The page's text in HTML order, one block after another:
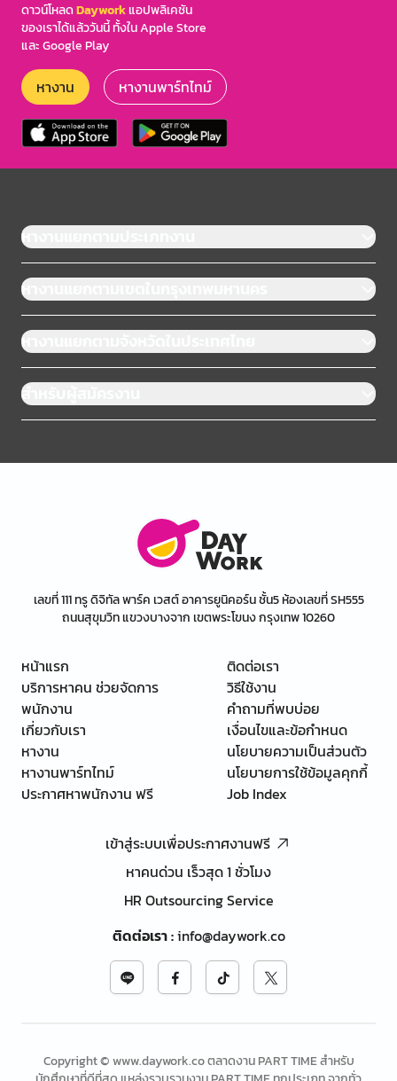
ดาวน์โหลดDayworkแอปพลิเคชัน
ของเราได้แล้ววันนี้ ทั้งใน Apple Store
และ Google Play
หางาน หางานพาร์ทไทม์
หางานแยกตามประเภทงาน
หางานแยกตามเขตในกรุงเทพมหานคร
หางานแยกตามจังหวัดในประเทศไทย
สำหรับผู้สมัครงาน
เลขที่ 111 ทรู ดิจิทัล พาร์ค เวสต์ อาคารยูนิคอร์น ชั้น5 ห้องเลขที่ SH555
ถนนสุขุมวิท แขวงบางจาก เขตพระโขนง กรุงเทพ 10260
หน้าแรก
บริการหาคน ช่วยจัดการ
พนักงาน
เกี่ยวกับเรา
หางาน
หางานพาร์ทไทม์
ประกาศหาพนักงาน ฟรี
ติดต่อเรา
วิธีใช้งาน
คำถามที่พบบ่อย
เงื่อนไขและข้อกำหนด
นโยบายความเป็นส่วนตัว
นโยบายการใช้ข้อมูลคุกกี้
Job Index
เข้าสู่ระบบเพื่อประกาศงานฟรี
หาคนด่วน เร็วสุด 1 ชั่วโมง
HR Outsourcing Service
ติดต่อเรา:info@daywork.co
Copyright © www.daywork.co ตลาดงาน PART TIME สำหรับ